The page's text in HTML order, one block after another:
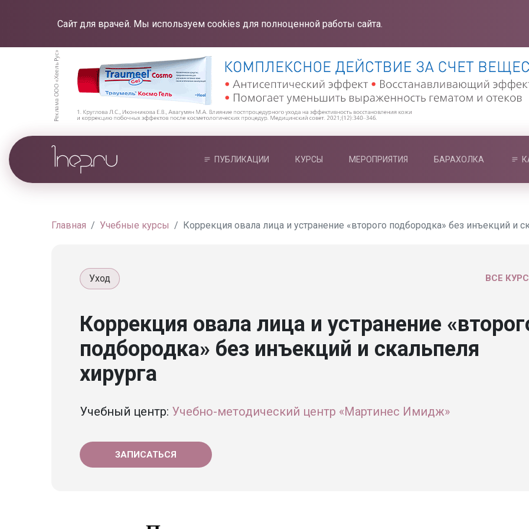
Сайт для врачей. Мы используем cookies для полноценной работы сайта.
ПУБЛИКАЦИИ КУРСЫ МЕРОПРИЯТИЯ БАРАХОЛКА
Главная Учебные курсы Коррекция овала лица и устранение «второго подбородка» без инъекций и
ВСЕ
Уход
Коррекция овала лица и устранение
подбородка» без инъекций и скальпеля
хирурга
Учебный центр: Учебно-методический центр «Мартинес Имидж»
ЗАПИСАТЬСЯ